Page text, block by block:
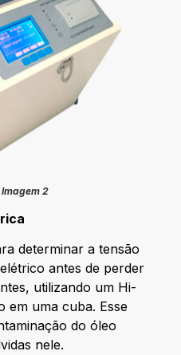
Imagem 2
determinar a tensão
antes de perder
utilizando um Hi-
em uma cuba. Esse
do óleo
nele.